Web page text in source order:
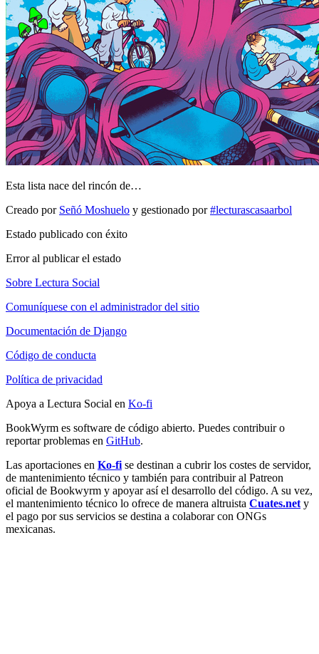
Esta lista nace del rincón de…
Creado por Señó Moshuelo y gestionado por#lecturascasaarbol
Estado publicado con éxito
Error al publicar el estado
Sobre Lectura Social
Comuníquese con el administrador del sitio
Documentación de Django
Código de conducta
Política de privacidad
Apoya a Lectura Social en Ko-fi
BookWyrm es software de código abierto. Puedes contribuir o
reportar problemas en GitHub.
Las aportaciones en Ko-fise destinan a cubrir los costes de servidor,
de mantenimiento técnico y también para contribuir al Patreon
oficial de Bookwyrm y apoyar así el desarrollo del código. A su vez,
el mantenimiento técnico lo ofrece de manera altruista Cuates.nety
el pago por sus servicios se destina a colaborar con ONGs
mexicanas.